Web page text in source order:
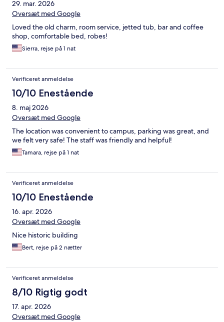
29. mar. 2026
Oversæt med Google
Loved the old charm, room service, jetted tub, bar and coffee
shop, comfortable bed, robes!
Sierra, rejse på 1 nat
Verificeret anmeldelse
10/10 Enestående
8. maj 2026
Oversæt med Google
The location was convenient to campus, parking was great, and
we felt very safe! The staff was friendly and helpful!
Tamara, rejse på 1 nat
Verificeret anmeldelse
10/10 Enestående
16. apr. 2026
Oversæt med Google
Nice historic building
Bert, rejse på 2 nætter
Verificeret anmeldelse
8/10 Rigtig godt
17. apr. 2026
Oversæt med Google